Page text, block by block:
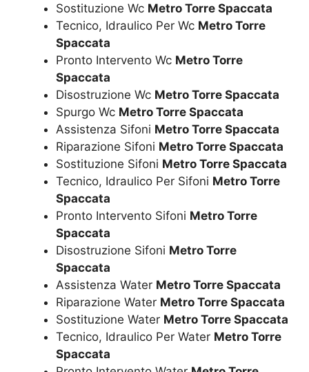
Sostituzione Wc Metro Torre Spaccata
Tecnico, Idraulico Per Wc Metro Torre
Spaccata
Pronto Intervento Wc Metro Torre
Spaccata
Disostruzione Wc Metro Torre Spaccata
Spurgo Wc Metro Torre Spaccata
Assistenza Sifoni Metro Torre Spaccata
Riparazione Sifoni Metro Torre Spaccata
Sostituzione Sifoni Metro Torre Spaccata
Tecnico, Idraulico Per Sifoni Metro Torre
Spaccata
Pronto Intervento Sifoni Metro Torre
Spaccata
Disostruzione Sifoni Metro Torre
Spaccata
Assistenza Water Metro Torre Spaccata
Riparazione Water Metro Torre Spaccata
Sostituzione Water Metro Torre Spaccata
Tecnico, Idraulico Per Water Metro Torre
Spaccata